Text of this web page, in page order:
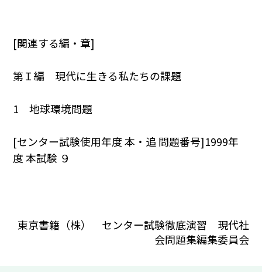
[関連する編・章]
第Ｉ編 現代に生きる私たちの課題
1 地球環境問題
[センター試験使用年度 本・追 問題番号]1999年
度 本試験 ９
東京書籍（株） センター試験徹底演習 現代社
会問題集編集委員会